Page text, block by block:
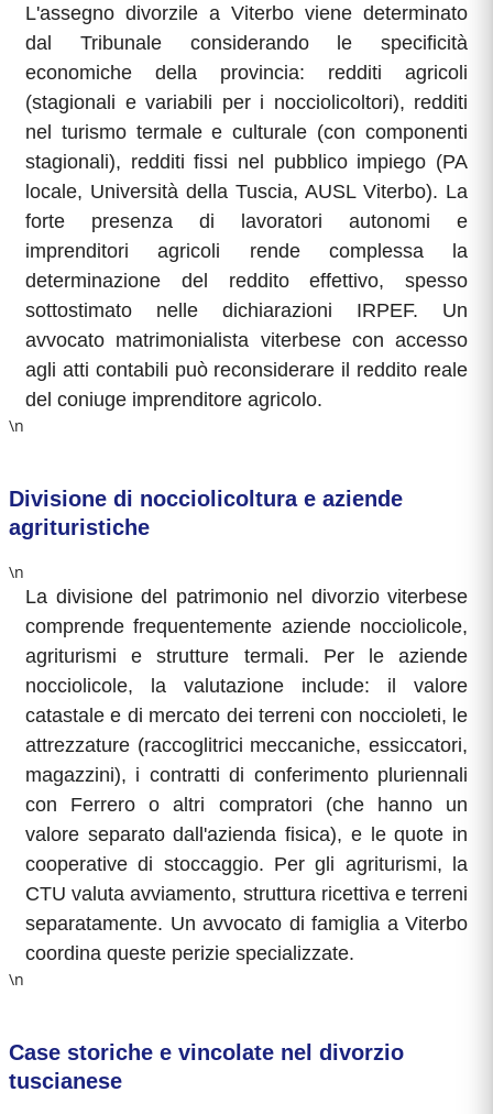
L'assegno divorzile a Viterbo viene determinato
dal Tribunale considerando le specificità
economiche della provincia: redditi agricoli
(stagionali e variabili per i nocciolicoltori), redditi
nel turismo termale e culturale (con componenti
stagionali), redditi fissi nel pubblico impiego (PA
locale, Università della Tuscia, AUSL Viterbo). La
forte presenza di lavoratori autonomi e
imprenditori agricoli rende complessa la
determinazione del reddito effettivo, spesso
sottostimato nelle dichiarazioni IRPEF. Un
avvocato matrimonialista viterbese con accesso
agli atti contabili può reconsiderare il reddito reale
del coniuge imprenditore agricolo.
\n
Divisione di nocciolicoltura e aziende
agrituristiche
\n
La divisione del patrimonio nel divorzio viterbese
comprende frequentemente aziende nocciolicole,
agriturismi e strutture termali. Per le aziende
nocciolicole, la valutazione include: il valore
catastale e di mercato dei terreni con noccioleti, le
attrezzature (raccoglitrici meccaniche, essiccatori,
magazzini), i contratti di conferimento pluriennali
con Ferrero o altri compratori (che hanno un
valore separato dall'azienda fisica), e le quote in
cooperative di stoccaggio. Per gli agriturismi, la
CTU valuta avviamento, struttura ricettiva e terreni
separatamente. Un avvocato di famiglia a Viterbo
coordina queste perizie specializzate.
\n
Case storiche e vincolate nel divorzio
tuscianese